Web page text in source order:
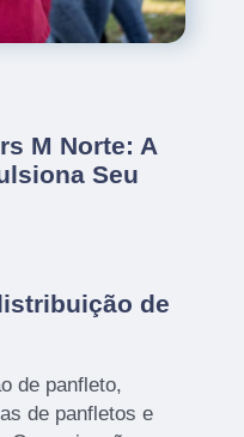
M Norte: A
Seu
de
de panfleto,
de panfletos e